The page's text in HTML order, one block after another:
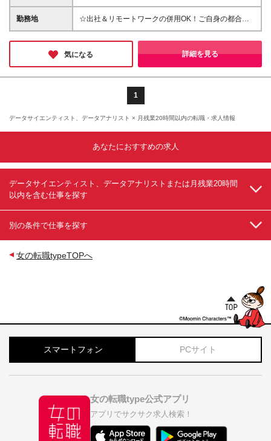
スキルや能力によって決定いたします。 ※残業手当：
月60時間まで全額支給（残業時間は月60時間を超え
勤務地
☆出社＆リモートワークの併用OK！ご自身の都合に
合わせてハイブリットな働き方を推進◎ 【本社】東
京都港区港南1-2-70 品川シーズンテラス24F ※屋内禁
煙（屋内：加熱式たばこ専用喫煙室設置／屋外：喫煙
気になる 詳細を見る
1
データサイエンティスト、データアナリスト × 月残業20時間以内の転職・求人情報
あなたにおすすめの求人
データサイエンティスト、データアナリストまたは月残業20時間
以内を含む仕事を探す
別の条件で仕事を探す
女の転職typeTOPへ
スマートフォン PCサイト
女の転職type公式アプリ
アプリでサクサク求人検索！